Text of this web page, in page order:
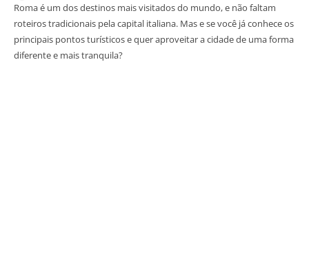
Roma é um dos destinos mais visitados do mundo, e não faltam
roteiros tradicionais pela capital italiana. Mas e se você já conhece os
principais pontos turísticos e quer aproveitar a cidade de uma forma
diferente e mais tranquila?